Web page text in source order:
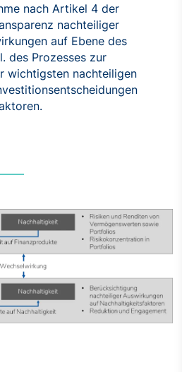
nach Artikel 4 der
nachteiliger
auf Ebene des
des Prozesses zur
wichtigsten nachteiligen